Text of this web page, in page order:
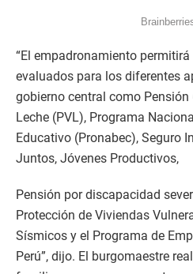
“El empadronamiento
evaluados para los diferentes
gobierno central como Pensión
Leche (PVL), Programa
Educativo (Pronabec), Seguro
Juntos, Jóvenes Productivos,
Pensión por discapacidad
Protección de Viviendas
Sísmicos y el Programa de
Perú”, dijo. El burgomaestre